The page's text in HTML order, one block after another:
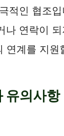
적인 협조
연락이
연계를 지원
유의사항